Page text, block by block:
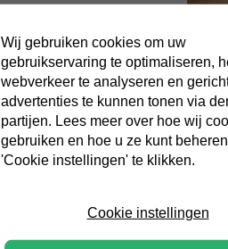
Wij gebruiken cookies om uw
gebruikservaring te optimaliseren,
webverkeer te analyseren en
advertenties te kunnen tonen via
partijen. Lees meer over hoe wij
gebruiken en hoe u ze kunt
'Cookie instellingen' te klikken.
Cookie instellingen